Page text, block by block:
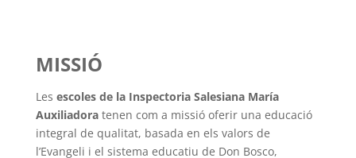
MISSIÓ
Les escoles de la Inspectoria Salesiana María
Auxiliadoratenen com a missió oferir una educació
integral de qualitat, basada en els valors de
l’Evangeli i el sistema educatiu de Don Bosco,